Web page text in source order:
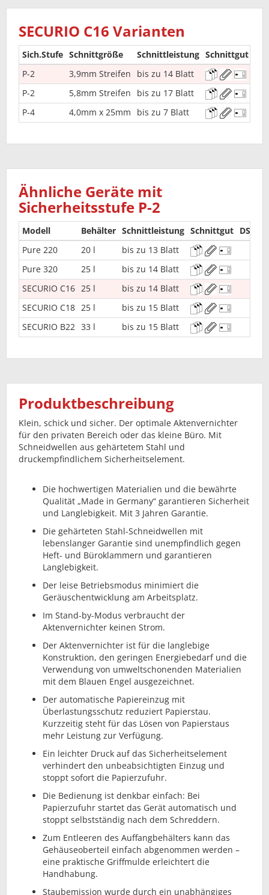
SECURIO C16 Varianten
Sich.Stufe Schnittgröße Schnittleistung Schnittgut
P-2
3,9mm Streifen
bis zu 14 Blatt
P-2
5,8mm Streifen
bis zu 17 Blatt
P-4
4,0mm x 25mm bis zu 7 Blatt
Ähnliche Geräte mit
Sicherheitsstufe P-2
Modell Behälter Schnittleistung Schnittgut DSGVO
Pure 220
20 l
bis zu 13 Blatt
Pure 320
25 l
bis zu 14 Blatt
SECURIO C16 25 l
bis zu 14 Blatt
SECURIO C18 25 l
bis zu 15 Blatt
SECURIO B22 33 l bis zu 15 Blatt
Produktbeschreibung
Klein, schick und sicher. Der optimale Aktenvernichter
für den privaten Bereich oder das kleine Büro. Mit
Schneidwellen aus gehärtetem Stahl und
druckempfindlichem Sicherheitselement.
Die hochwertigen Materialien und die bewährte
Qualität „Made in Germany“ garantieren Sicherheit
und Langlebigkeit. Mit 3 Jahren Garantie.
Die gehärteten Stahl-Schneidwellen mit
lebenslanger Garantie sind unempfindlich gegen
Heft- und Büroklammern und garantieren
Langlebigkeit.
Der leise Betriebsmodus minimiert die
Geräuschentwicklung am Arbeitsplatz.
Im Stand-by-Modus verbraucht der
Aktenvernichter keinen Strom.
Der Aktenvernichter ist für die langlebige
Konstruktion, den geringen Energiebedarf und die
Verwendung von umweltschonenden Materialien
mit dem Blauen Engel ausgezeichnet.
Der automatische Papiereinzug mit
Überlastungsschutz reduziert Papierstau.
Kurzzeitig steht für das Lösen von Papierstaus
mehr Leistung zur Verfügung.
Ein leichter Druck auf das Sicherheitselement
verhindert den unbeabsichtigten Einzug und
stoppt sofort die Papierzufuhr.
Die Bedienung ist denkbar einfach: Bei
Papierzufuhr startet das Gerät automatisch und
stoppt selbstständig nach dem Schreddern.
Zum Entleeren des Auffangbehälters kann das
Gehäuseoberteil einfach abgenommen werden –
eine praktische Griffmulde erleichtert die
Handhabung.
Staubemission wurde durch ein unabhängiges